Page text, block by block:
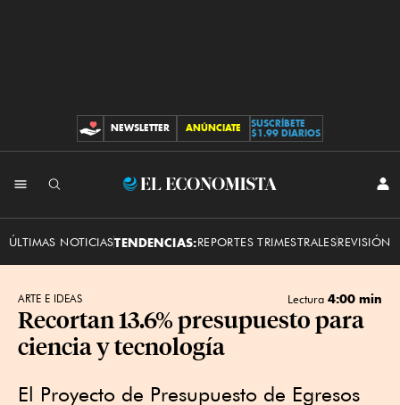
CONTRIBUCIONES
NEWSLETTER ANÚNCIATE
SUSCRÍBETE
$1.99 DIARIOS
El
ÚLTIMAS NOTICIASTENDENCIAS:REPORTES TRIMESTRALESREVISIÓN
ARTE E IDEAS Lectura 4:00 min
Recortan 13.6% presupuesto para
ciencia y tecnología
El Proyecto de Presupuesto de Egresos